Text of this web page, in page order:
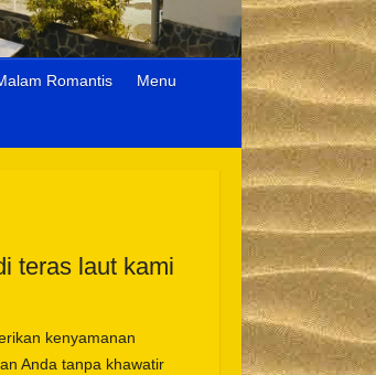
Romantis Menu
teras laut kami
kenyamanan
Anda tanpa khawatir